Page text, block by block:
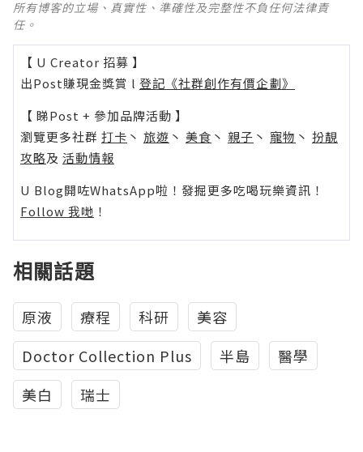
所有博客的立場、真實性、準確性及完整性不負任何法律責
任。
【 U Creator 招募 】
出Post賺現金獎賞 l 登記《社群創作有價企劃》
【 睇Post + 參加品牌活動 】
瀏覽更多社群 打卡 丶 旅遊 丶 美食 丶 親子 丶 寵物 丶 扮靚
攻略及 活動情報
U Blog開咗WhatsApp啦！發掘更多吃喝玩樂資訊！
Follow 我哋 ！
相關話題
原液 療程 科研
美容
Doctor Collection Plus
半島
醫學
美白
瑞士